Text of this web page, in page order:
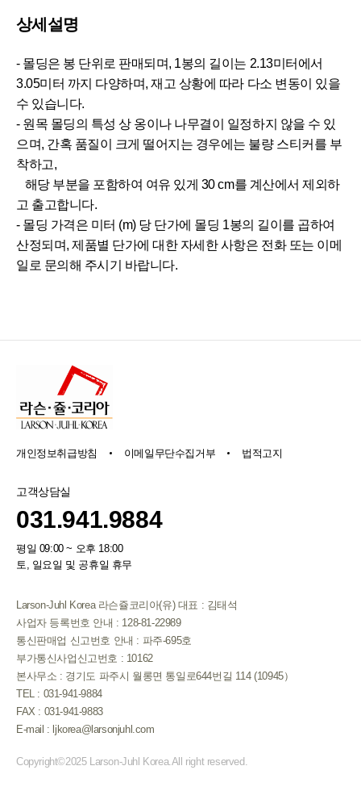
상세설명
- 몰딩은 봉 단위로 판매되며, 1봉의 길이는 2.13미터에서
3.05미터 까지 다양하며, 재고 상황에 따라 다소 변동이 있을
수 있습니다.
- 원목 몰딩의 특성 상 옹이나 나무결이 일정하지 않을 수 있
으며, 간혹 품질이 크게 떨어지는 경우에는 불량 스티커를 부
착하고,
해당 부분을 포함하여 여유 있게 30 cm를 계산에서 제외하
고 출고합니다.
- 몰딩 가격은 미터 (m) 당 단가에 몰딩 1봉의 길이를 곱하여
산정되며, 제품별 단가에 대한 자세한 사항은 전화 또는 이메
일로 문의해 주시기 바랍니다.
개인정보취급방침 이메일무단수집거부 법적고지
고객상담실
031.941.9884
평일 09:00 ~ 오후 18:00
토, 일요일 및 공휴일 휴무
Larson-Juhl Korea 라슨쥴코리아(유) 대표 : 김태석
사업자 등록번호 안내 : 128-81-22989
통신판매업 신고번호 안내 : 파주-695호
부가통신사업신고번호 : 10162
본사무소 : 경기도 파주시 월롱면 통일로644번길 114 (10945）
TEL : 031-941-9884
FAX : 031-941-9883
E-mail : ljkorea@larsonjuhl.com
Copyright©2025 Larson-Juhl Korea.All right reserved.